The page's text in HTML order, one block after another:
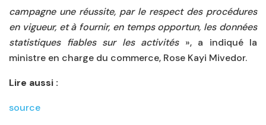
campagne une réussite, par le respect des procédures
en vigueur, et à fournir, en temps opportun, les données
statistiques fiables sur les activités », a indiqué la
ministre en charge du commerce, Rose Kayi Mivedor.
Lire aussi :
source